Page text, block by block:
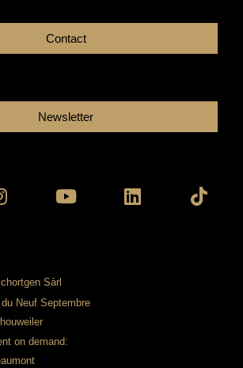
Contact
Newsletter
Sàrl
Neuf Septembre
on demand: